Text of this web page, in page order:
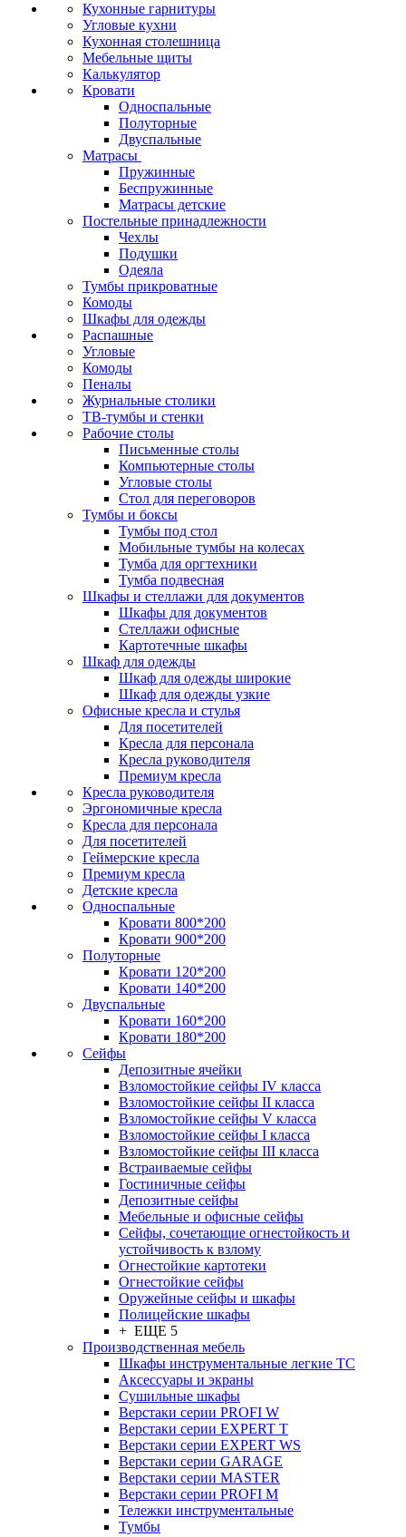
Кухонные гарнитуры
Угловые кухни
Кухонная столешница
Мебельные щиты
Калькулятор
Кровати
Односпальные
Полуторные
Двуспальные
Матрасы
Пружинные
Беспружинные
Матрасы детские
Постельные принадлежности
Чехлы
Подушки
Одеяла
Тумбы прикроватные
Комоды
Шкафы для одежды
Распашные
Угловые
Комоды
Пеналы
Журнальные столики
ТВ‑тумбы и стенки
Рабочие столы
Письменные столы
Компьютерные столы
Угловые столы
Стол для переговоров
Тумбы и боксы
Тумбы под стол
Мобильные тумбы на колесах
Тумба для оргтехники
Тумба подвесная
Шкафы и стеллажи для документов
Шкафы для документов
Стеллажи офисные
Картотечные шкафы
Шкаф для одежды
Шкаф для одежды широкие
Шкаф для одежды узкие
Офисные кресла и стулья
Для посетителей
Кресла для персонала
Кресла руководителя
Премиум кресла
Кресла руководителя
Эргономичные кресла
Кресла для персонала
Для посетителей
Геймерские кресла
Премиум кресла
Детские кресла
Односпальные
Кровати 800*200
Кровати 900*200
Полуторные
Кровати 120*200
Кровати 140*200
Двуспальные
Кровати 160*200
Кровати 180*200
Сейфы
Депозитные ячейки
Взломостойкие сейфы IV класса
Взломостойкие сейфы II класса
Взломостойкие сейфы V класса
Взломостойкие сейфы I класса
Взломостойкие сейфы III класса
Встраиваемые сейфы
Гостиничные сейфы
Депозитные сейфы
Мебельные и офисные сейфы
Сейфы, сочетающие огнестойкость и
устойчивость к взлому
Огнестойкие картотеки
Огнестойкие сейфы
Оружейные сейфы и шкафы
Полицейские шкафы
+ ЕЩЕ 5
Производственная мебель
Шкафы инструментальные легкие ТС
Аксессуары и экраны
Cушильные шкафы
Верстаки серии PROFI W
Верстаки серии EXPERT T
Верстаки серии EXPERT WS
Верстаки серии GARAGE
Верстаки серии MASTER
Верстаки серии PROFI M
Тележки инструментальные
Тумбы